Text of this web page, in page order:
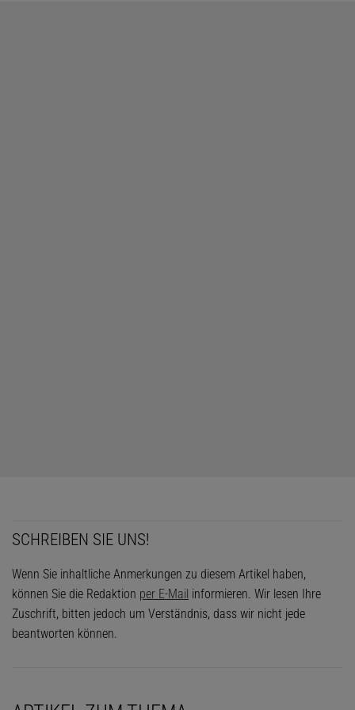
Das könnte Sie auch interessieren:
Sommerwärme für den Winter
SCHREIBEN SIE UNS!
Wenn Sie inhaltliche Anmerkungen zu diesem Artikel haben,
können Sie die Redaktion per E-Mail informieren. Wir lesen Ihre
Zuschrift, bitten jedoch um Verständnis, dass wir nicht jede
beantworten können.